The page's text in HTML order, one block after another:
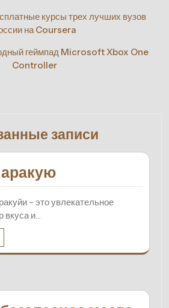
курсы трех лучших вузов
на Coursera
геймпад Microsoft Xbox One
Controller
записи
– это увлекательное
вкуса и…